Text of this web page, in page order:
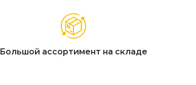
Большой ассортимент на складе